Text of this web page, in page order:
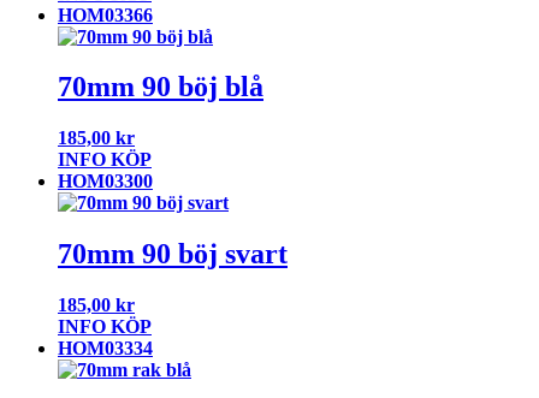
HOM03366
70mm 90 böj blå
185,00 kr
INFO KÖP
HOM03300
70mm 90 böj svart
185,00 kr
INFO KÖP
HOM03334